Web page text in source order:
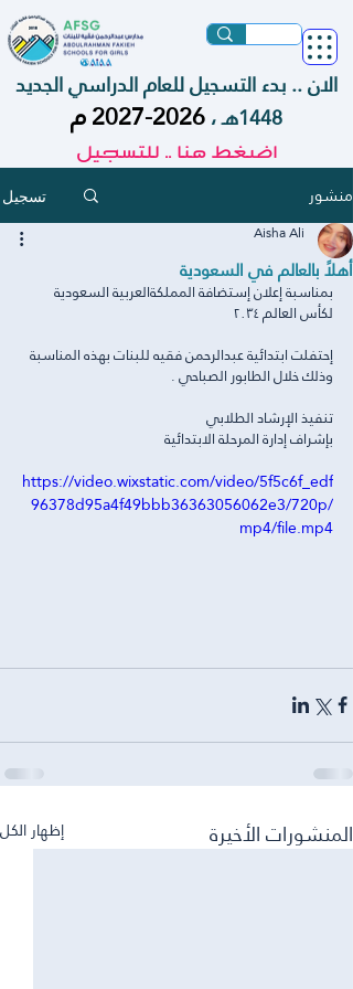
الان .. بدء التسجيل للعام الدراسي الجديد
1448هـ ،
2026-2027 م
اضغط هنا .. للتسجيل
منشور تسجيل
أهلاً بالعالم في السعودية
Aisha Ali
بمناسبة إعلان إستضافة المملكةالعربية السعودية
لكأس العالم ٢٠٣٤
إحتفلت ابتدائية عبدالرحمن فقيه للبنات بهذه المناسبة
وذلك خلال الطابور الصباحي .
تنفيذ الإرشاد الطلابي
بإشراف إدارة المرحلة الابتدائية
https://video.wixstatic.com/video/5f5c6f_edf
96378d95a4f49bbb36363056062e3/720p/
mp4/file.mp4
المنشورات الأخيرة إظهار الكل